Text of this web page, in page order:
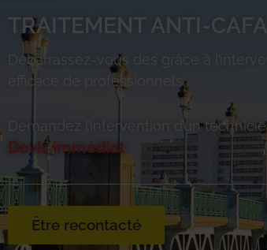
TRAITEMENT ANTI-
Débarrassez-vous des grâce à
efficace de professionnels.
Demandez l’intervention d’un
Devis immédiat
Être recontacté